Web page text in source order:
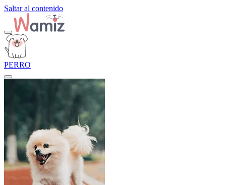
Saltar al contenido
PERRO